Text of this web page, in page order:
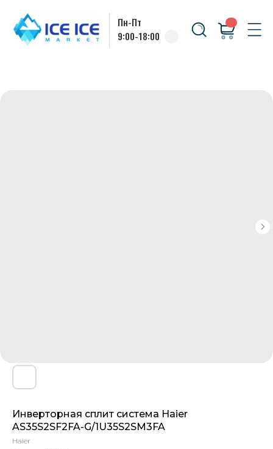
9:00-18:00
Инверторная сплит система Haier
AS35S2SF2FA-G/1U35S2SM3FA
Haier